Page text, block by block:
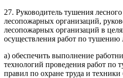
27. Руководитель тушения
лесопожарных организаций,
лесопожарных организаций в
осуществления работ по тушению
а) обеспечить выполнение
технологий проведения работ
правил по охране труда и техники